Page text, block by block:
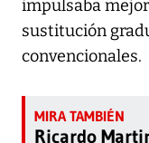
impulsaba
sustitución
convencionales.
Ricardo